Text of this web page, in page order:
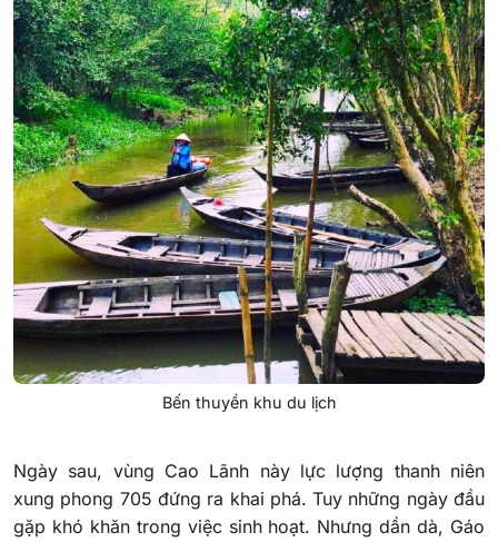
Bến thuyền khu du lịch
Ngày sau, vùng Cao Lãnh này lực lượng thanh niên
xung phong 705 đứng ra khai phá. Tuy những ngày đầu
gặp khó khăn trong việc sinh hoạt. Nhưng dần dà, Gáo